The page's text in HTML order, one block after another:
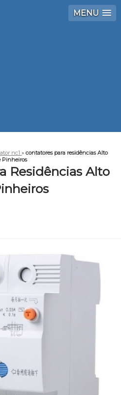
MENU
nc1»contatores para residências Alto
Pinheiros
Residências Alto